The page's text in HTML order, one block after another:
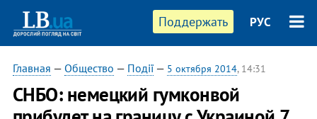
Поддержать РУС
Главная — Общество — Події— 5 октября 2014, 14:31
СНБО: немецкий гумконвой